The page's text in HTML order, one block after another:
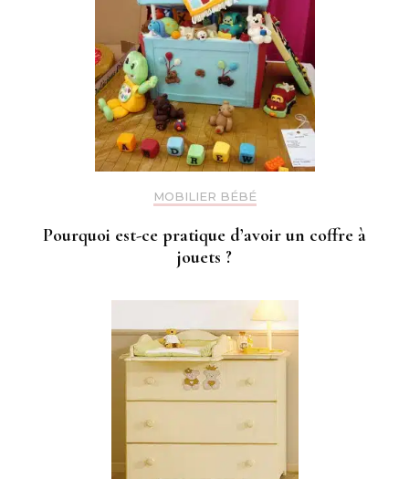
MOBILIER BÉBÉ
Pourquoi est-ce pratique d’avoir un coffre à
jouets ?